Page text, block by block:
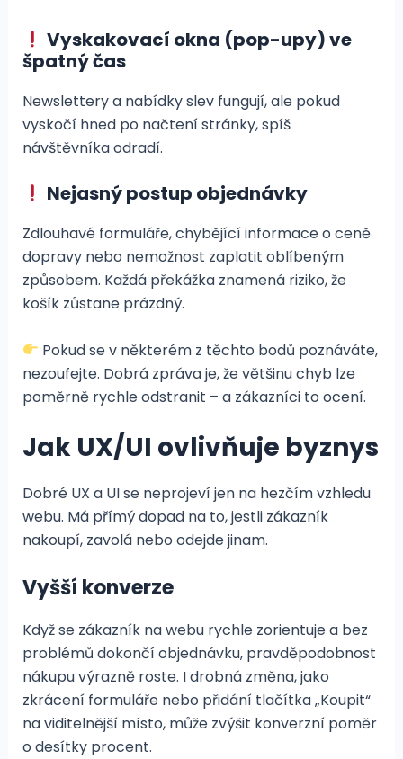
Vyskakovací okna (pop-upy) ve
špatný čas
Newslettery a nabídky slev fungují, ale pokud
vyskočí hned po načtení stránky, spíš
návštěvníka odradí.
Nejasný postup objednávky
Zdlouhavé formuláře, chybějící informace o ceně
dopravy nebo nemožnost zaplatit oblíbeným
způsobem. Každá překážka znamená riziko, že
košík zůstane prázdný.
Pokud se v některém z těchto bodů poznáváte,
nezoufejte. Dobrá zpráva je, že většinu chyb lze
poměrně rychle odstranit – a zákazníci to ocení.
Jak UX/UI ovlivňuje byznys
Dobré UX a UI se neprojeví jen na hezčím vzhledu
webu. Má přímý dopad na to, jestli zákazník
nakoupí, zavolá nebo odejde jinam.
Vyšší konverze
Když se zákazník na webu rychle zorientuje a bez
problémů dokončí objednávku, pravděpodobnost
nákupu výrazně roste. I drobná změna, jako
zkrácení formuláře nebo přidání tlačítka „Koupit“
na viditelnější místo, může zvýšit konverzní poměr
o desítky procent.